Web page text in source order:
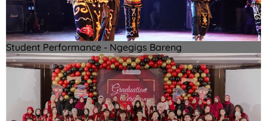
Student Performance - Ngegigs Bareng